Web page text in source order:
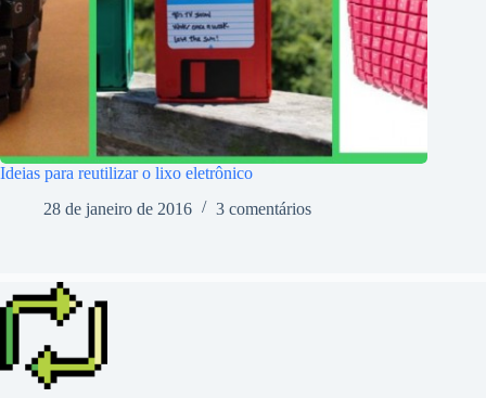
Ideias para reutilizar o lixo eletrônico
28 de janeiro de 2016
3 comentários